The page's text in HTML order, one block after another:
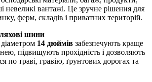
невеликі вантажі. Це зручне рішення для
ферм, складів і приватних територій.
шини
14 дюймів забезпечують краще
підвищують прохідність і дозволяють
по траві, гравію, ґрунтових дорогах та